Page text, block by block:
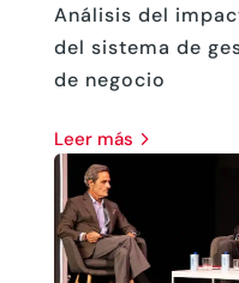
Análisis del
del sistema de
de negocio
leer más